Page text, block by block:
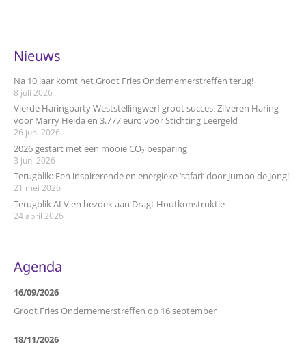
Nieuws
Na 10 jaar komt het Groot Fries Ondernemerstreffen terug!
8 juli 2026
Vierde Haringparty Weststellingwerf groot succes: Zilveren Haring
voor Marry Heida en 3.777 euro voor Stichting Leergeld
26 juni 2026
2026 gestart met een mooie CO₂ besparing
3 juni 2026
Terugblik: Een inspirerende en energieke ‘safari’ door Jumbo de Jong!
21 mei 2026
Terugblik ALV en bezoek aan Dragt Houtkonstruktie
24 april 2026
Agenda
16/09/2026
Groot Fries Ondernemerstreffen op 16 september
18/11/2026